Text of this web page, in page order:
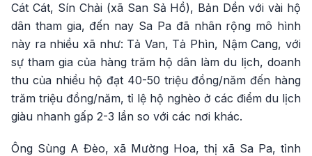
Cát Cát, Sín Chải (xã San Sả Hồ), Bản Dền với vài hộ
dân tham gia, đến nay Sa Pa đã nhân rộng mô hình
này ra nhiều xã như: Tả Van, Tả Phìn, Nậm Cang, với
sự tham gia của hàng trăm hộ dân làm du lịch, doanh
thu của nhiều hộ đạt 40-50 triệu đồng/năm đến hàng
trăm triệu đồng/năm, tỉ lệ hộ nghèo ở các điểm du lịch
giàu nhanh gấp 2-3 lần so với các nơi khác.
Ông Sùng A Đèo, xã Mường Hoa, thị xã Sa Pa, tỉnh